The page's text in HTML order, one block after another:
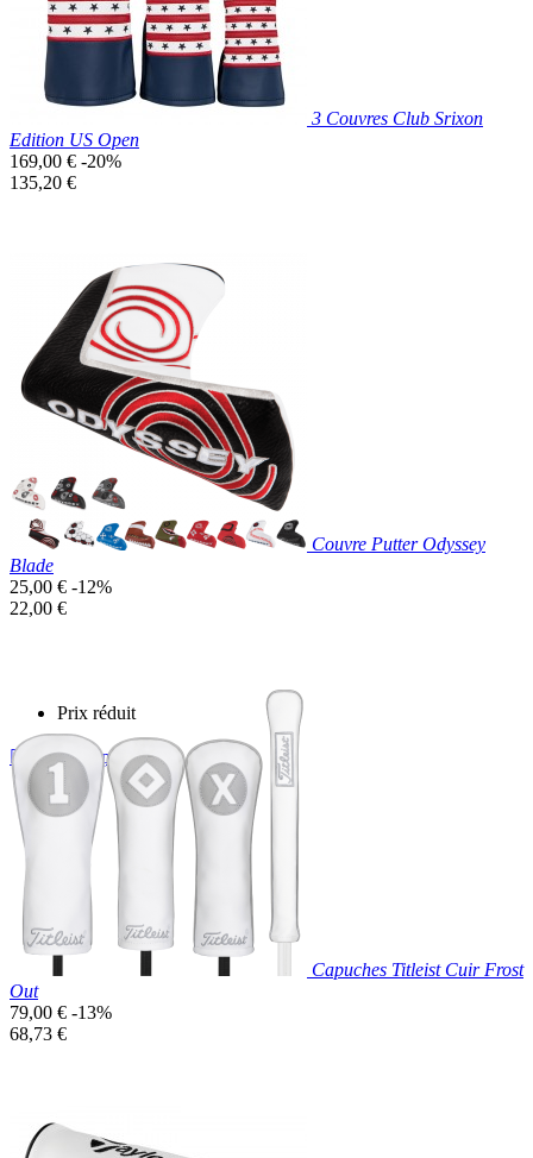
3 Couvres Club Srixon
Edition US Open
Prix
de
169,00 € -20%
Prix
135,20 €
Exclusivité web !
Prix réduit
Aperçu rapide
Couvre Putter Odyssey
Blade
Prix
de
25,00 € -12%
Prix
22,00 €
Prix réduit
 Aperçu rapide
Capuches Titleist Cuir Frost
Out
Prix
de
79,00 € -13%
Prix
68,73 €
Prix réduit